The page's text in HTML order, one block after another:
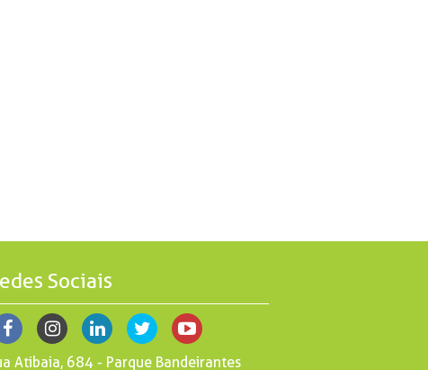
Sociais
Atibaia, 684 - Parque Bandeirantes